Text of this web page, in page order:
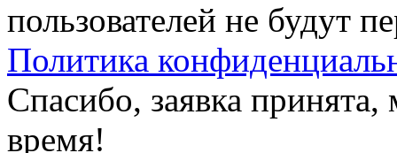
пользователей не будут
Политика
Спасибо, заявка
время!